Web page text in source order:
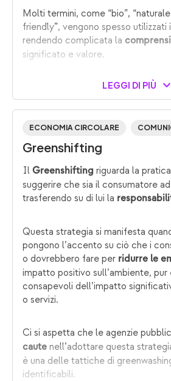
Molti termini, come “bio”,
friendly”, vengono spesso utilizzati
rendendo complicata la
significato e valore.
LEGGI DI PIÙ
ECONOMIA CIRCOLARE
Greenshifting
Il Greenshifting riguarda la
suggerire che sia il consumatore
trasferendo su di lui la
Questa strategia si manifesta
pongono l’accento su ciò che i
o dovrebbero fare per ridurre le
impatto positivo sull’ambiente, pur
consapevoli dell’impatto
o servizi.
Ci si aspetta che le agenzie
caute nell’adottare questa
è una delle tattiche di
identificabili.